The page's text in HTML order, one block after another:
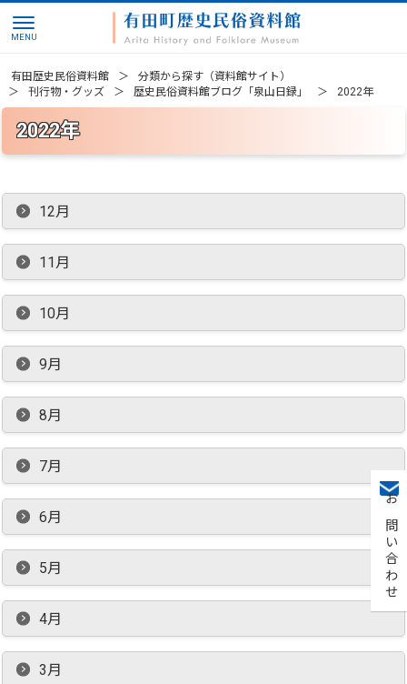
お問い合わせ
有田歴史民俗資料館
分類から探す（資料館サイト）
刊行物・グッズ
歴史民俗資料館ブログ「泉山日録」 2022年
2022年
12月
11月
10月
9月
8月
7月
6月
5月
4月
3月